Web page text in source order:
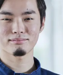
明るい